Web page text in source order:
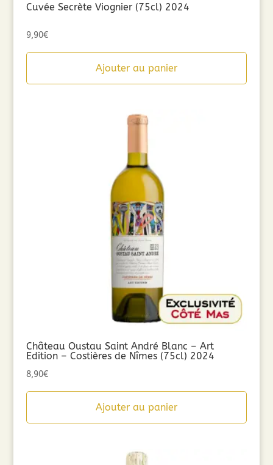
Cuvée Secrète Viognier (75cl) 2024
9,90€
Ajouter au panier
Château Oustau Saint André Blanc – Art
Edition – Costières de Nîmes (75cl) 2024
8,90€
Ajouter au panier